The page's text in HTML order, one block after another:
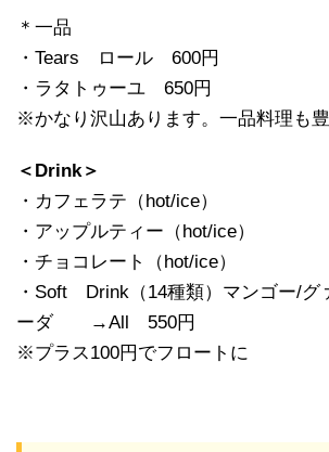
＊一品
・Tears ロール 600円
・ラタトゥーユ 650円
※かなり沢山あります。一品料理も豊
＜Drink＞
・カフェラテ（hot/ice）
・アップルティー（hot/ice
・チョコレート（hot/ice）
・Soft Drink（14種類）マンゴー/グ
ーダ →All 550円
※プラス100円でフロートに